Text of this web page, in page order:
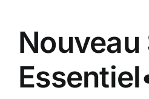
Nouveau